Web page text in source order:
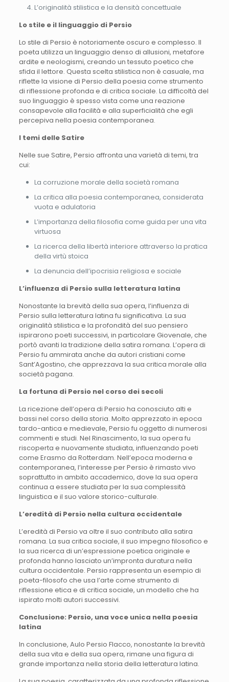
L’originalità stilistica e la densità concettuale
Lo stile e il linguaggio di Persio
Lo stile di Persio è notoriamente oscuro e complesso. Il
poeta utilizza un linguaggio denso di allusioni, metafore
ardite e neologismi, creando un tessuto poetico che
sfida il lettore. Questa scelta stilistica non è casuale, ma
riflette la visione di Persio della poesia come strumento
di riflessione profonda e di critica sociale. La difficoltà del
suo linguaggio è spesso vista come una reazione
consapevole alla facilità e alla superficialità che egli
percepiva nella poesia contemporanea.
I temi delle Satire
Nelle sue Satire, Persio affronta una varietà di temi, tra
cui:
La corruzione morale della società romana
La critica alla poesia contemporanea, considerata
vuota e adulatoria
L’importanza della filosofia come guida per una vita
virtuosa
La ricerca della libertà interiore attraverso la pratica
della virtù stoica
La denuncia dell’ipocrisia religiosa e sociale
L’influenza di Persio sulla letteratura latina
Nonostante la brevità della sua opera, l’influenza di
Persio sulla letteratura latina fu significativa. La sua
originalità stilistica e la profondità del suo pensiero
ispirarono poeti successivi, in particolare Giovenale, che
portò avanti la tradizione della satira romana. L’opera di
Persio fu ammirata anche da autori cristiani come
Sant’Agostino, che apprezzava la sua critica morale alla
società pagana.
La fortuna di Persio nel corso dei secoli
La ricezione dell’opera di Persio ha conosciuto alti e
bassi nel corso della storia. Molto apprezzato in epoca
tardo-antica e medievale, Persio fu oggetto di numerosi
commenti e studi. Nel Rinascimento, la sua opera fu
riscoperta e nuovamente studiata, influenzando poeti
come Erasmo da Rotterdam. Nell’epoca moderna e
contemporanea, l’interesse per Persio è rimasto vivo
soprattutto in ambito accademico, dove la sua opera
continua a essere studiata per la sua complessità
linguistica e il suo valore storico-culturale.
L’eredità di Persio nella cultura occidentale
L’eredità di Persio va oltre il suo contributo alla satira
romana. La sua critica sociale, il suo impegno filosofico e
la sua ricerca di un’espressione poetica originale e
profonda hanno lasciato un’impronta duratura nella
cultura occidentale. Persio rappresenta un esempio di
poeta-filosofo che usa l’arte come strumento di
riflessione etica e di critica sociale, un modello che ha
ispirato molti autori successivi.
Conclusione: Persio, una voce unica nella poesia
latina
In conclusione, Aulo Persio Flacco, nonostante la brevità
della sua vita e della sua opera, rimane una figura di
grande importanza nella storia della letteratura latina.